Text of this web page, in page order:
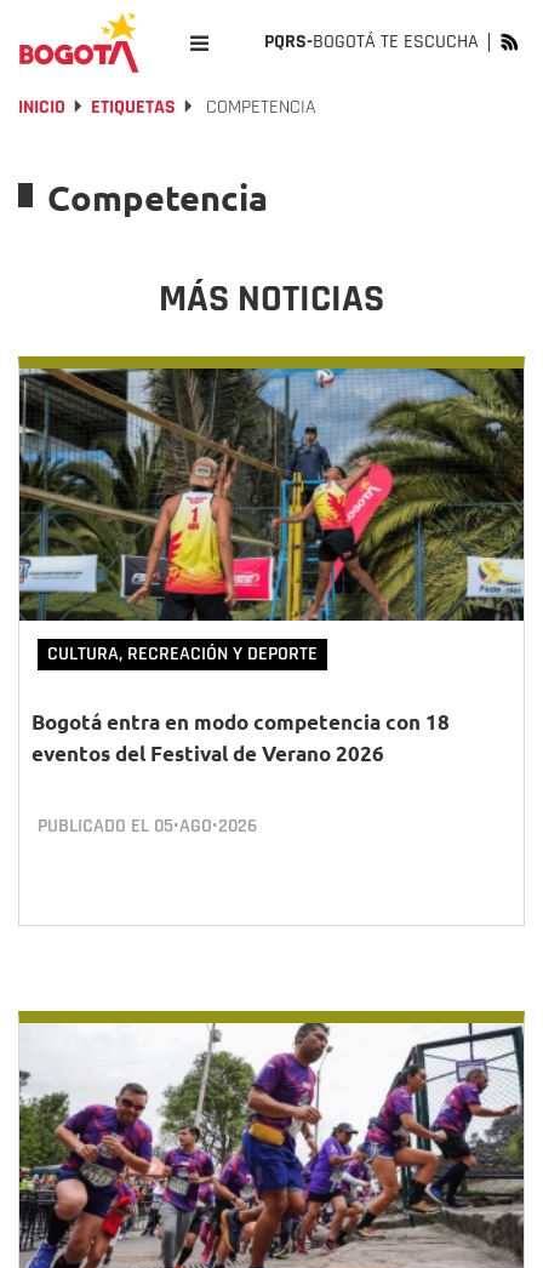
PQRS-BOGOTÁ TE ESCUCHA
INICIO ETIQUETAS COMPETENCIA
Competencia
MÁS NOTICIAS
CULTURA, RECREACIÓN Y DEPORTE
Bogotá entra en modo competencia con 18
eventos del Festival de Verano 2026
PUBLICADO EL 05•AGO•2026